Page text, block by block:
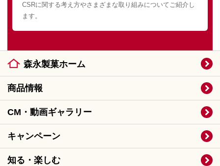
CSRに関する考え方やさまざまな取り組みについてご紹介し
ます。
森永製菓ホーム
商品情報
CM・動画ギャラリー
キャンペーン
知る・楽しむ